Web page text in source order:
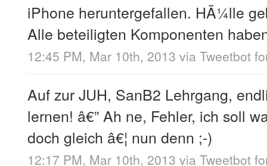
iPhone heruntergefallen. HÃ¼lle
Alle beteiligten Komponenten
12:45 PM, Mar 10th, 2013 via Tweetbot
Auf zur JUH, SanB2 Lehrgang,
lernen! â€” Ah ne, Fehler, ich soll
doch gleich â€¦ nun denn ;-)
12:17 PM, Mar 10th, 2013 via Tweetbot